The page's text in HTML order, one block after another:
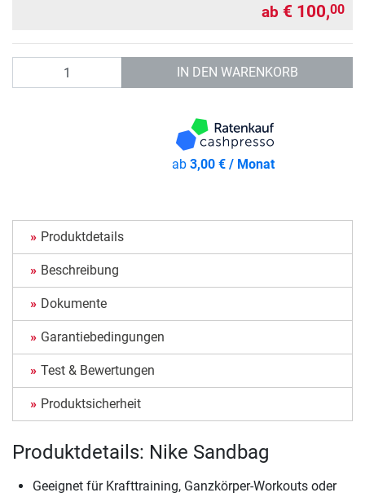
ab € 100,00
IN DEN WARENKORB
ab3,00 € / Monat
Produktdetails
Beschreibung
Dokumente
Garantiebedingungen
Test & Bewertungen
Produktsicherheit
Produktdetails: Nike Sandbag
Geeignet für Krafttraining, Ganzkörper-Workouts oder